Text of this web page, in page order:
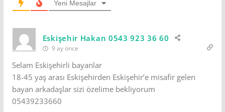
Yeni Mesajlar
Eskişehir Hakan 0543 923 36 60
9 ay önce
Selam Eskişehirli bayanlar
18-45 yaş arası Eskişehirden Eskişehir’e misafir gelen
bayan arkadaşlar sizi özelime bekliyorum
05439233660